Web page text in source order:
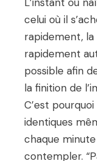
celui où il
rapidement,
rapidement
possible afin
la finition de
C’est
identiques
chaque
contempler.